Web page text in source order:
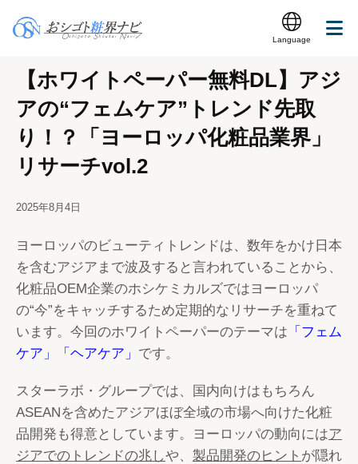
Language
【ホワイトペーパー無料DL】アジ
アの“フェムケア”トレンド先取
り！？「ヨーロッパ化粧品業界」
リサーチvol.2
2025年8月4日
ヨーロッパのビューティトレンドは、数年をかけ日本
を含むアジアまで波及すると言われていることから、
化粧品OEM企業のホシケミカルズではヨーロッパ
の“今”をキャッチするため定期的なリサーチを重ねて
います。今回のホワイトペーパーのテーマは 「フェム
ケア」「ヘアケア」 です。
スターラボ・グループでは、国内向けはもちろん
ASEANを含めたアジアほぼ全域の市場へ向けた化粧
品開発も得意としています。ヨーロッパの動向にはア
ジアでのトレンドの兆しや、 製品開発のヒント が隠れ